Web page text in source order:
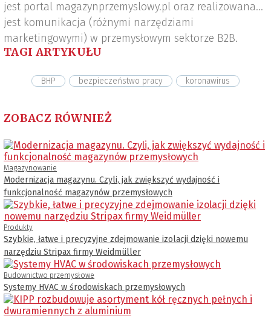
jest portal magazynprzemyslowy.pl oraz realizowana
jest komunikacja (różnymi narzędziami
marketingowymi) w przemysłowym sektorze B2B.
TAGI ARTYKUŁU
BHP bezpieczeństwo pracy koronawirus
ZOBACZ RÓWNIEŻ
Magazynowanie
Modernizacja magazynu. Czyli, jak zwiększyć wydajność i
funkcjonalność magazynów przemysłowych
Produkty
Szybkie, łatwe i precyzyjne zdejmowanie izolacji dzięki nowemu
narzędziu Stripax firmy Weidmüller
Budownictwo przemysłowe
Systemy HVAC w środowiskach przemysłowych